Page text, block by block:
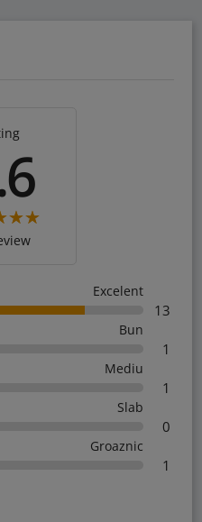
Excelent
13
Bun
1
Mediu
1
Slab
0
Groaznic
1